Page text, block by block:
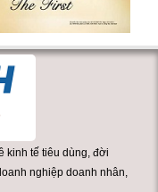
kinh tế tiêu dùng, đời
nghiệp doanh nhân,